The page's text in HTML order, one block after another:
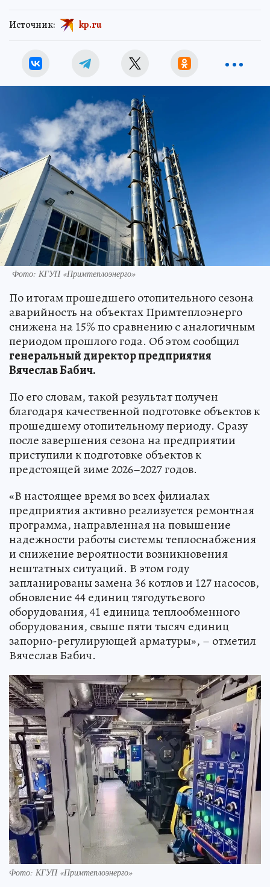
Источник: kp.ru
Фото: КГУП «Примтеплоэнерго»
По итогам прошедшего отопительного сезона
аварийность на объектах Примтеплоэнерго
снижена на 15% по сравнению с аналогичным
периодом прошлого года. Об этом сообщил
генеральный директор предприятия
Вячеслав Бабич.
По его словам, такой результат получен
благодаря качественной подготовке объектов к
прошедшему отопительному периоду. Сразу
после завершения сезона на предприятии
приступили к подготовке объектов к
предстоящей зиме 2026–2027 годов.
«В настоящее время во всех филиалах
предприятия активно реализуется ремонтная
программа, направленная на повышение
надежности работы системы теплоснабжения
и снижение вероятности возникновения
нештатных ситуаций. В этом году
запланированы замена 36 котлов и 127 насосов,
обновление 44 единиц тягодутьевого
оборудования, 41 единица теплообменного
оборудования, свыше пяти тысяч единиц
запорно-регулирующей арматуры», – отметил
Вячеслав Бабич.
Фото: КГУП «Примтеплоэнерго»